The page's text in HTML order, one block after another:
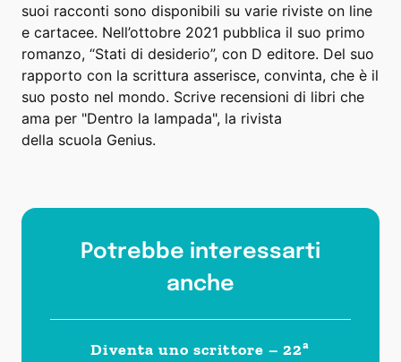
suoi racconti sono disponibili su varie riviste on line
e cartacee. Nell’ottobre 2021 pubblica il suo primo
romanzo, “Stati di desiderio”, con D editore. Del suo
rapporto con la scrittura asserisce, convinta, che è il
suo posto nel mondo. Scrive recensioni di libri che
ama per "Dentro la lampada", la rivista
della scuola Genius.
Potrebbe interessarti
anche
Diventa uno scrittore – 22ª